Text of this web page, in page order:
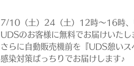
7/10（土）24（土）12時～16時、
UDSのお客様に無料でお届けいたし
さらに自動販売機前を『UDS憩いス
感染対策ばっちりでお届けします♪